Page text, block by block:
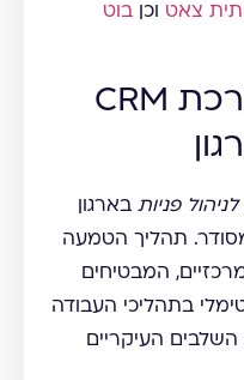
צאט וכן בוט
שלבי הטמעת מערכת CRM
בארגון
מסודר. תהליך הטמעה
המבטיחים
בתהליכי העבודה
השלבים העיקריים